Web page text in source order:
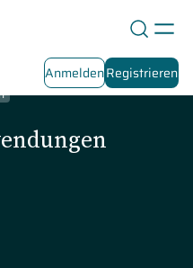
AnmeldenRegistrieren